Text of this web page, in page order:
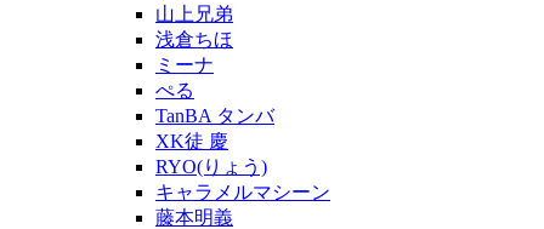
山上兄弟
浅倉ちほ
ミーナ
ぺる
TanBA タンバ
XK徒 慶
RYO(りょう)
キャラメルマシーン
藤本明義